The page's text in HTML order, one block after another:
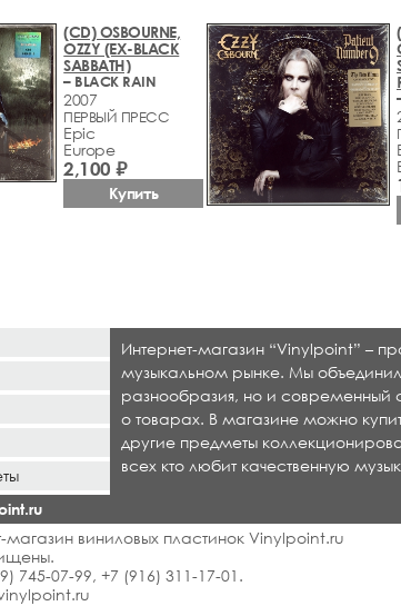
(CD) OSBOURNE,
OZZY (EX-BLACK
SABBATH)
– BLACK RAIN
2007
ПЕРВЫЙ ПРЕСС
Epic
Europe
2,100 ₽
Купить
Интернет-магазин “Vinylpoint” –
музыкальном рынке. Мы
разнообразия, но и
о товарах. В магазине можно
другие предметы
всех кто любит качественную
магазин виниловых пластинок Vinylpoint.ru
745-07-99, +7 (916) 311-17-01 .